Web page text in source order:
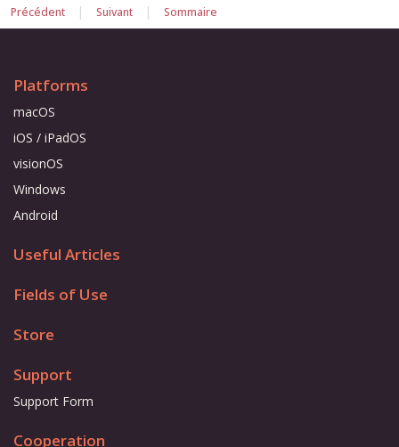
Précédent | Suivant | Sommaire
Platforms
macOS
iOS / iPadOS
visionOS
Windows
Android
Useful Articles
Fields of Use
Store
Support
Support Form
Cooperation